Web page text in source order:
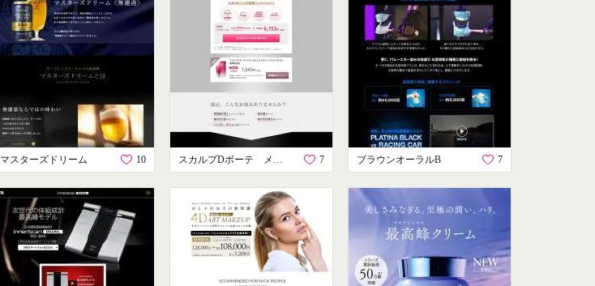
マスターズドリーム 10 スカルプDボーテ メディカルエストロジー 7 ブラウンオーラルB 7